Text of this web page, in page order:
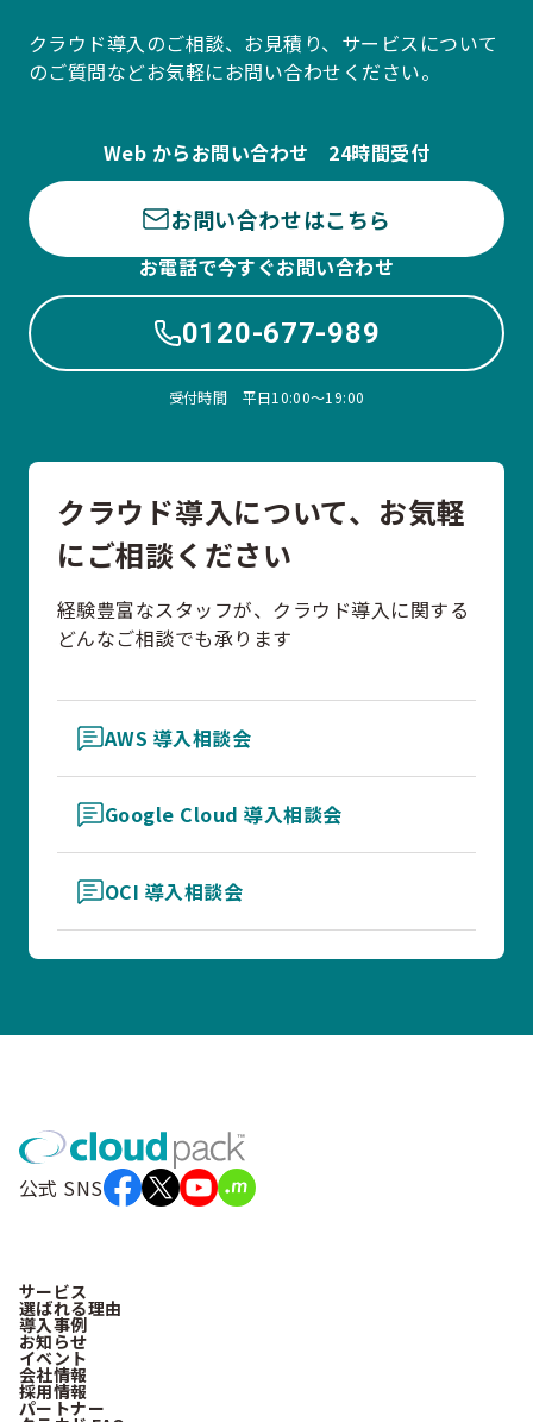
クラウド導入のご相談、お見積り、サービスについて
のご質問などお気軽にお問い合わせください。
Web からお問い合わせ 24時間受付
お問い合わせはこちら
お電話で今すぐお問い合わせ
0120-677-989
受付時間 平日10:00〜19:00
クラウド導入について、お気軽
にご相談ください
経験豊富なスタッフが、クラウド導入に関する
どんなご相談でも承ります
AWS 導入相談会
Google Cloud 導入相談会
OCI 導入相談会
公式 SNS
サービス
選ばれる理由
導入事例
お知らせ
イベント
会社情報
採用情報
パートナー